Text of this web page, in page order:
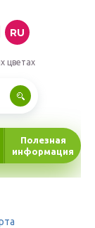
RU
цветах
Полезная
информация